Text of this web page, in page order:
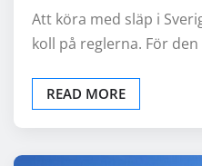
Att köra med släp i
koll på reglerna. För
READ MORE